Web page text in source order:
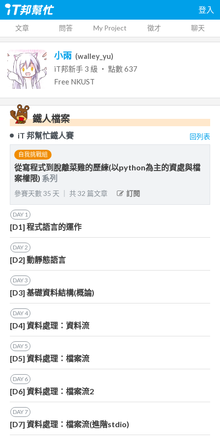
登入
文章 問答 My Project 徵才 聊天
小雨 (walley_yu)
iT邦新手 3 級 ‧ 點數637
Free NKUST
鐵人檔案
iT 邦幫忙鐵人賽 回列表
自我挑戰組
從寫程式到脫離菜雞的歷練(以python為主的資處與檔
案權限) 系列
參賽天數35 天 共32 篇文章 訂閱
DAY 1
[D1] 程式語言的運作
DAY2
[D2] 動靜態語言
DAY3
[D3] 基礎資料結構(概論)
DAY4
[D4] 資料處理：資料流
DAY5
[D5] 資料處理：檔案流
DAY 6
[D6] 資料處理：檔案流2
DAY7
[D7] 資料處理：檔案流(進階stdio)